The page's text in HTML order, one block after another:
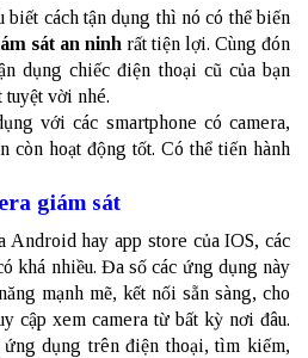
biết cách tận dụng thì nó có thể biến
sát an ninh rất tiện lợi. Cùng đón
dụng chiếc điện thoại cũ của bạn
tuyệt vời nhé.
với các smartphone có camera,
còn hoạt động tốt. Có thể tiến hành
giám sát
Android hay app store của IOS, các
khá nhiều. Đa số các ứng dụng này
mạnh mẽ, kết nối sẵn sàng, cho
cập xem camera từ bất kỳ nơi đâu.
dụng trên điện thoại, tìm kiếm,